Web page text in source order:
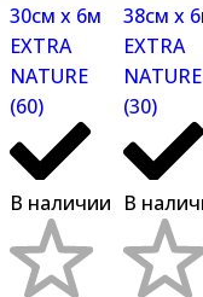
30см х 6м
EXTRA
NATURE
(60)
В наличии
38см х
EXTRA
NATURE
(30)
В